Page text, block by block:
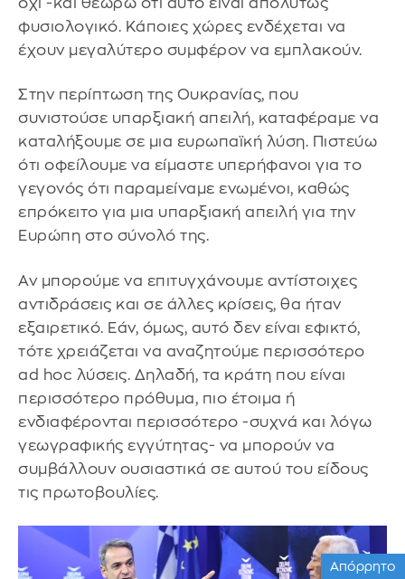
φυσιολογικό. Κάποιες χώρες ενδέχεται να
έχουν μεγαλύτερο συμφέρον να εμπλακούν.
Στην περίπτωση της Ουκρανίας, που
συνιστούσε υπαρξιακή απειλή, καταφέραμε να
καταλήξουμε σε μια ευρωπαϊκή λύση. Πιστεύω
ότι οφείλουμε να είμαστε υπερήφανοι για το
γεγονός ότι παραμείναμε ενωμένοι, καθώς
επρόκειτο για μια υπαρξιακή απειλή για την
Ευρώπη στο σύνολό της.
Αν μπορούμε να επιτυγχάνουμε αντίστοιχες
αντιδράσεις και σε άλλες κρίσεις, θα ήταν
εξαιρετικό. Εάν, όμως, αυτό δεν είναι εφικτό,
τότε χρειάζεται να αναζητούμε περισσότερο
ad hoc λύσεις. Δηλαδή, τα κράτη που είναι
περισσότερο πρόθυμα, πιο έτοιμα ή
ενδιαφέρονται περισσότερο -συχνά και λόγω
γεωγραφικής εγγύτητας- να μπορούν να
συμβάλλουν ουσιαστικά σε αυτού του είδους
τις πρωτοβουλίες.
Απόρρητο